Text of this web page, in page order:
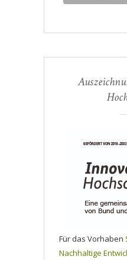
Für das Vorhaben
Nachhaltige